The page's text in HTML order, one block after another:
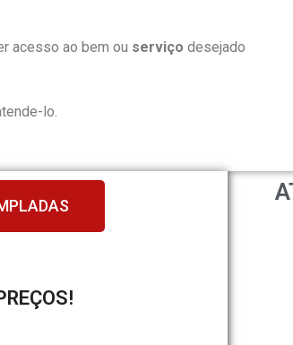
acesso ao bem ou serviço desejado
lo.